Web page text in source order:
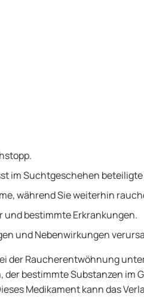
im Suchtgeschehen
während Sie weiterhin
bestimmte Erkrankungen.
und Nebenwirkungen
der Raucherentwöhnung
bestimmte Substanzen im
Medikament kann das